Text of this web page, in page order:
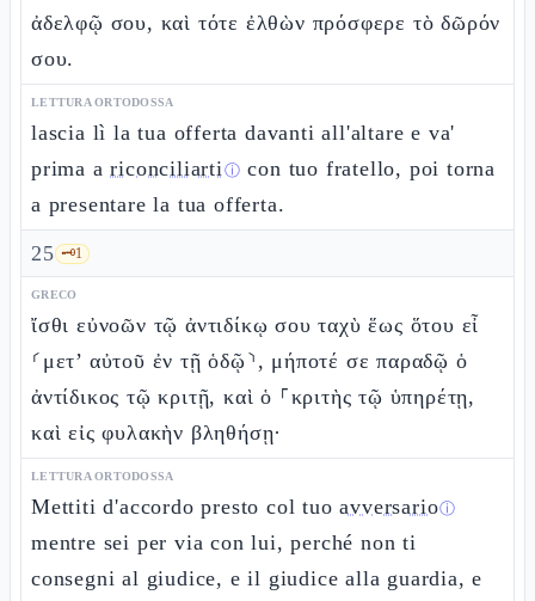
ἀδελφῷ σου, καὶ τότε ἐλθὼν πρόσφερε τὸ δῶρόν
σου.
LETTURA ORTODOSSA
lascia lì la tua offerta davanti all'altare e va'
prima ariconciliartiⓘ con tuo fratello, poi torna
a presentare la tua offerta.
25 🗝️1
GRECO
ἴσθι εὐνοῶν τῷ ἀντιδίκῳ σου ταχὺ ἕως ὅτου εἶ
⸂μετ’ αὐτοῦ ἐν τῇ ὁδῷ⸃, μήποτέ σε παραδῷ ὁ
ἀντίδικος τῷ κριτῇ, καὶ ὁ ⸀κριτὴς τῷ ὑπηρέτῃ,
καὶ εἰς φυλακὴν βληθήσῃ·
LETTURA ORTODOSSA
Mettiti d'accordo presto col tuoavversarioⓘ
mentre sei per via con lui, perché non ti
consegni al giudice, e il giudice alla guardia, e